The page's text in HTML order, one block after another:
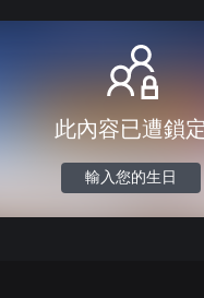
此內容已遭鎖定
輸入您的生日